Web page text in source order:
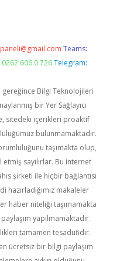
Teams:
606 0 726 Telegram:
gereğince Bilgi Teknolojileri
bir Yer Sağlayıcı
sitedeki içerikleri proaktif
bulunmamaktadır.
taşımakta olup,
sayılırlar. Bu internet
şirketi ile hiçbir bağlantısı
hazırladığımız makaleler
haber niteliği taşımamakta
yapılmamaktadır.
tamamen tesadüfidir.
ücretsiz bir bilgi paylaşım